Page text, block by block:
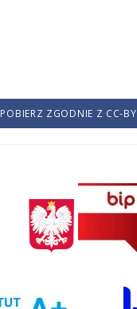
POBIERZ ZGODNIE Z CC-BY